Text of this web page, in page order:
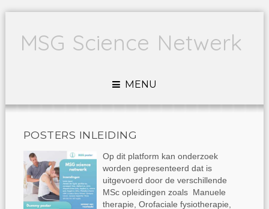
MSG Science Netwerk
MENU
POSTERS INLEIDING
Op dit platform kan onderzoek
worden gepresenteerd dat is
uitgevoerd door de verschillende
MSc opleidingen zoals Manuele
therapie, Orofaciale fysiotherapie,